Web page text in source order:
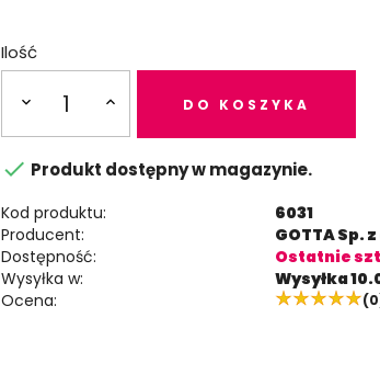
Ilość
DO KOSZYKA
 Produkt dostępny w magazynie.
Kod produktu:
Producent:
Dostępność:
Wysyłka w:
Ocena:
6031
GOTTA Sp.
Ostatnie
Wysyłka